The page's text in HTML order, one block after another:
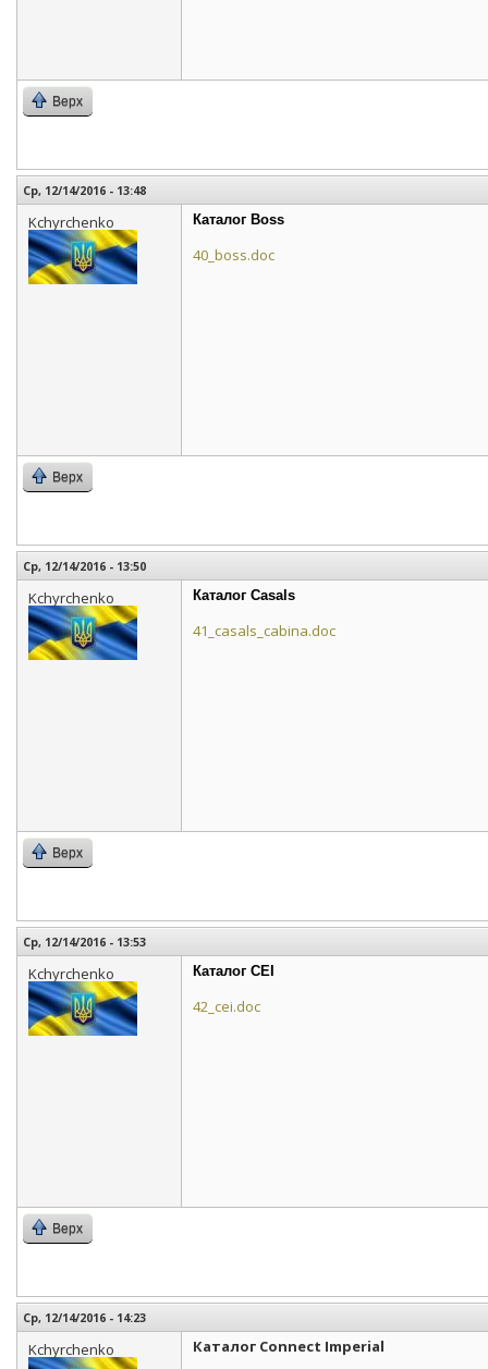
Верх
Ср, 12/14/2016 - 13:48
Kchyrchenko Каталог Boss
40_boss.doc
Верх
Ср, 12/14/2016 - 13:50
Kchyrchenko Каталог Casals
41_casals_cabina.doc
Верх
Ср, 12/14/2016 - 13:53
Kchyrchenko Каталог CEI
42_cei.doc
Верх
Ср, 12/14/2016 - 14:23
Kchyrchenko Каталог Connect Imperial